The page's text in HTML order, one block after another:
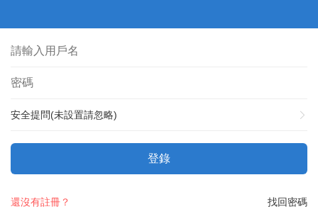
安全提問(未設置請忽略)
登錄
找回密碼
還沒有註冊？